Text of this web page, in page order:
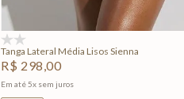
Adicionar na sacola
Tanga Lateral Média Lisos Sienna
R$ 298,00
Em até 5x sem juros